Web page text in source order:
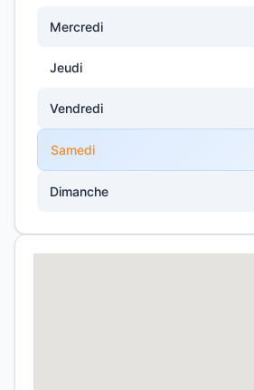
Mercredi
Jeudi
Vendredi
Samedi
Dimanche